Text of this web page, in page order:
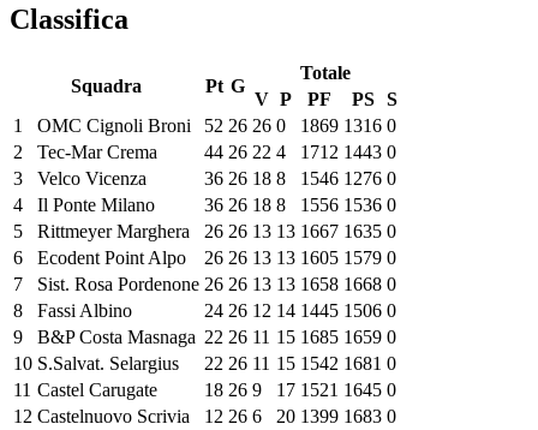
Classifica
Squadra Pt G
Totale
V P PF PS
S
1
OMC Cignoli Broni 52 26 26 0 1869 1316 0
2
Tec-Mar Crema 44 26 22 4 1712 1443 0
3
Velco Vicenza 36 26 18 8 1546 1276 0
4
Il Ponte Milano 36 26 18 8 1556 1536 0
5
Rittmeyer Marghera 26 26 13 13 1667 1635 0
6
Ecodent Point Alpo 26 26 13 13 1605 1579 0
7
Sist. Rosa Pordenone 26 26 13 13 1658 1668 0
8
Fassi Albino 24 26 12 14 1445 1506 0
9
B&P Costa Masnaga 22 26 11 15 1685 1659 0
10 S.Salvat. Selargius 22 26 11 15 1542 1681 0
11 Castel Carugate 18 26 9 17 1521 1645 0
12 Castelnuovo Scrivia 12 26 6 20 1399 1683 0